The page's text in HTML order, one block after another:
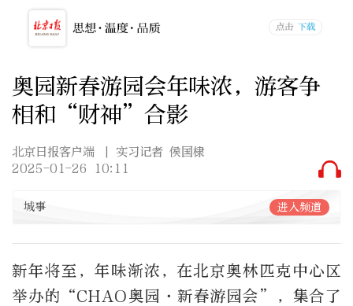
奥园新春游园会年味浓，游客争
相和“财神”合影
北京日报客户端
| 实习记者 侯国棣
2025-01-26 10:11
城事 进入频道
新年将至，年味渐浓，在北京奥林匹克中心区
举办的“CHAO奥园·新春游园会”，集合了